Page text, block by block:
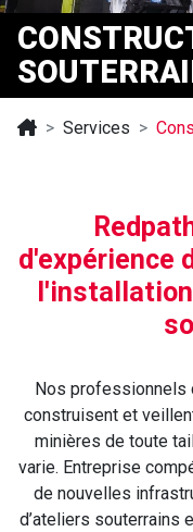
Services
d'expérience
Nos professionnels
construisent et
minières de toute
varie. Entreprise
de nouvelles
d’ateliers souterrains